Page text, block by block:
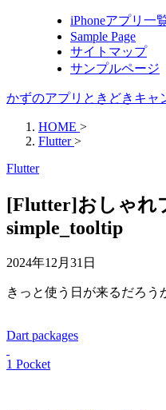
iPhoneアプリ一
Sample Page
サイトマップ
サンプルページ
かずのアプリときどきキャ
HOME >
Flutter >
Flutter
[Flutter]おしゃれ
simple_tooltip
2024年12月31日
きっと使う日が来るだろう
Dart packages
1 Pocket